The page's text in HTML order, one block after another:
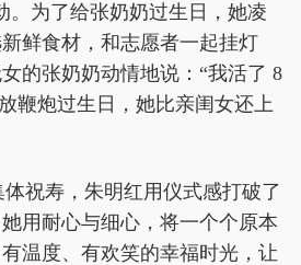
。为了给张奶奶过生日，她凌
鲜食材，和志愿者一起挂灯
的张奶奶动情地说：“我活了 8
鞭炮过生日，她比亲闺女还上
祝寿，朱明红用仪式感打破了
用耐心与细心，将一个个原本
温度、有欢笑的幸福时光，让